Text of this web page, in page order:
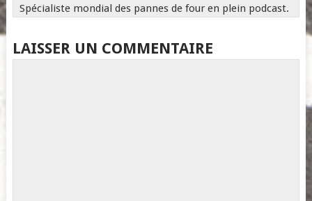
Spécialiste mondial des pannes de four en plein podcast.
LAISSER UN COMMENTAIRE